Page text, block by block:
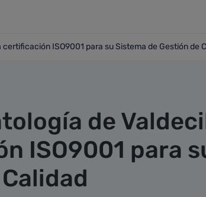
la certificación ISO9001 para su Sistema de
ISO9001 para su Sistema de Gestión de
de
ISO9001 para